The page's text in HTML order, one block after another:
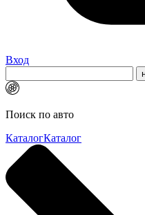
Вход
Поиск по авто
КаталогКаталог